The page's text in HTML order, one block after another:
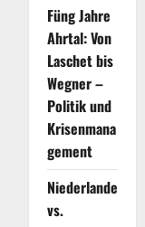
Füng Jahre
Ahrtal: Von
Laschet bis
Wegner –
Politik und
Krisenmana
gement
Niederlande
vs.